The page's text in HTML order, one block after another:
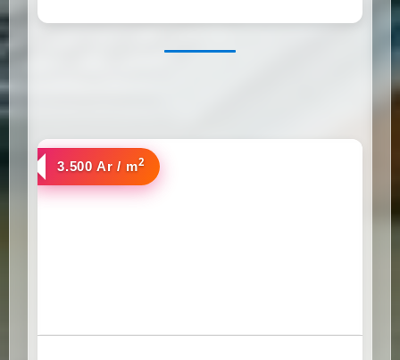
a vendre
3.500 Ar / m2